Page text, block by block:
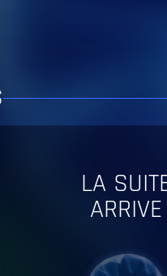
LA
ARRIVE